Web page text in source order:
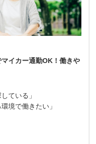
イカー通勤OK！働きや
ている」
境で働きたい」